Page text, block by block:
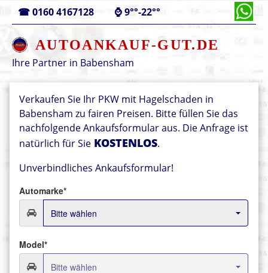
☎0160 4167128 ⌚9°°-22°°
AUTOANKAUF-GUT.DE
Ihre Partner in Babensham
Verkaufen Sie Ihr PKW mit Hagelschaden in
Babensham zu fairen Preisen. Bitte füllen Sie das
nachfolgende Ankaufsformular aus. Die Anfrage ist
natürlich für Sie KOSTENLOS.
Unverbindliches Ankaufsformular!